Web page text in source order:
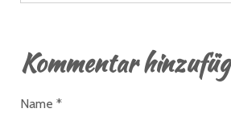
Kommentar
Name *